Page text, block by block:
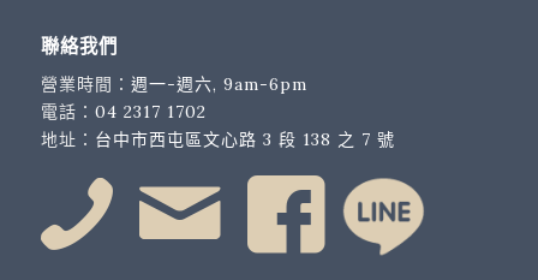
聯絡我們
營業時間： 週一-週六, 9am-6pm
電話： 04 2317 1702
地址： 台中市西屯區文心路 3 段 138 之 7 號